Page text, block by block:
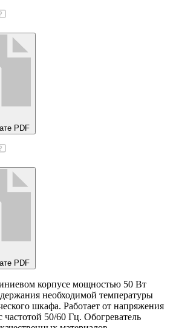
PDF
PDF
корпусе мощностью 50 Вт
необходимой температуры
шкафа. Работает от напряжения
50/60 Гц. Обогреватель